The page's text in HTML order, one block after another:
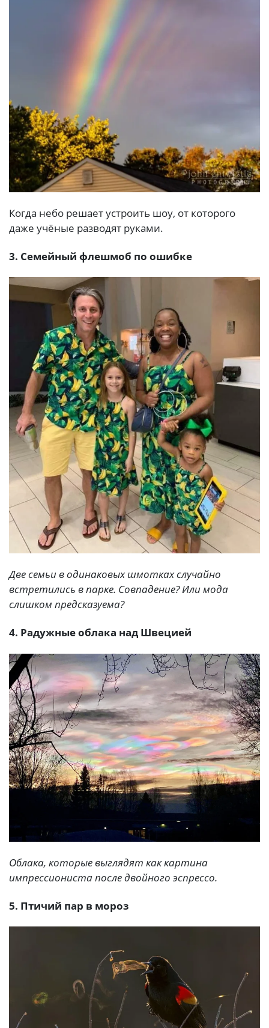
Когда небо решает устроить шоу, от которого
даже учёные разводят руками.
3. Семейный флешмоб по ошибке
Две семьи в одинаковых шмотках случайно
встретились в парке. Совпадение? Или мода
слишком предсказуема?
4. Радужные облака над Швецией
Облака, которые выглядят как картина
импрессиониста после двойного эспрессо.
5. Птичий пар в мороз